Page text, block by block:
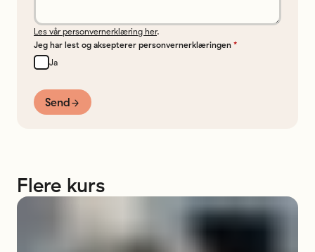
Les vår personvernerklæring her.
Jeg har lest og aksepterer personvernerklæringen *
Ja
Send
Flere kurs